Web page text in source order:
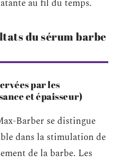
au fil du temps.
du sérum barbe
par les
et épaisseur)
Barber se distingue
dans la stimulation de
de la barbe. Les